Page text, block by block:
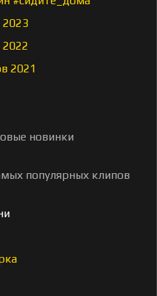
2021
новинки
популярных клипов